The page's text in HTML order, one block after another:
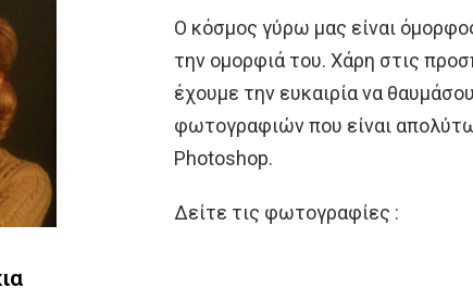
Ο κόσμος γύρω μας είναι
την ομορφιά του. Χάρη στις
έχουμε την ευκαιρία να
φωτογραφιών που είναι
Photoshop.
Δείτε τις φωτογραφίες :